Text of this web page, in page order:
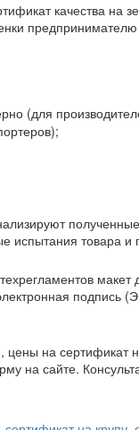
качества на
(для
испытания товара и
подпись
цены на
на сайте.